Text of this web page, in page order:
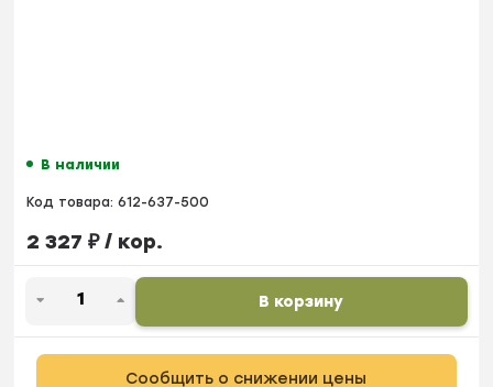
В наличии
Код товара: 612-637-500
2 327 ₽/ кор.
В корзину
Сообщить о снижении цены